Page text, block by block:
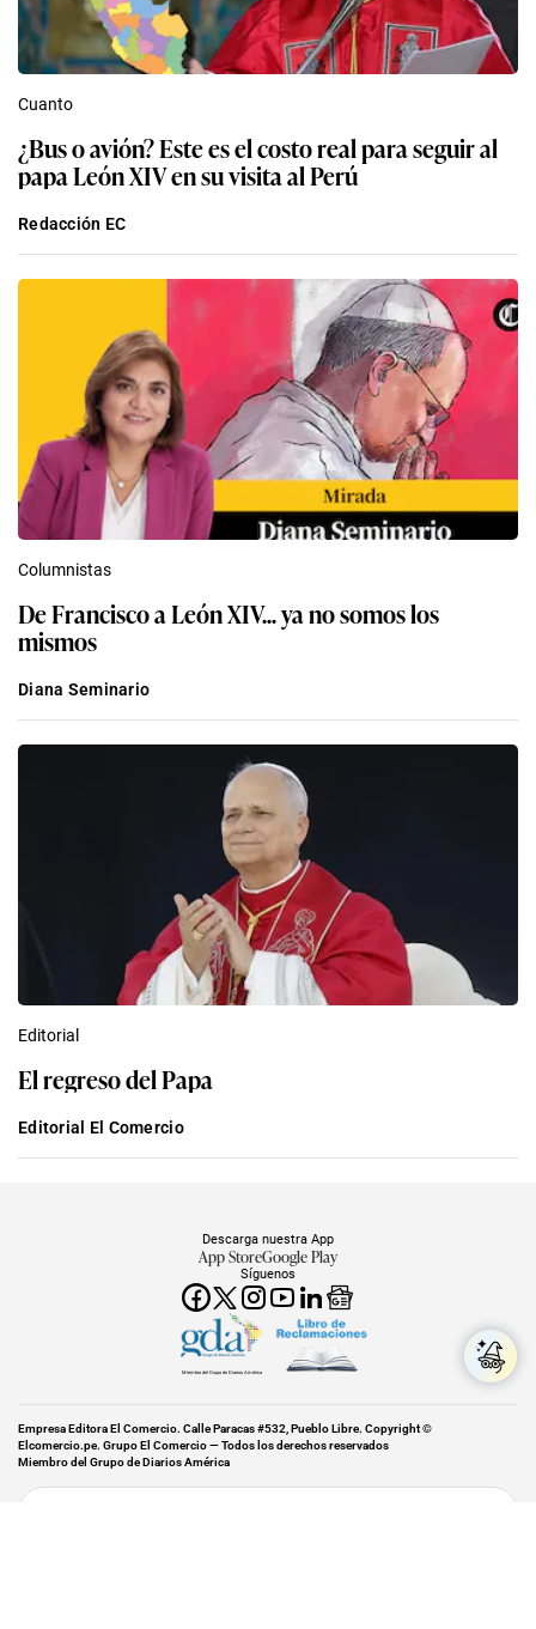
Cuanto
¿Bus o avión? Este es el costo real para seguir al
papa León XIV en su visita al Perú
Redacción EC
Columnistas
De Francisco a León XIV... ya no somos los
mismos
Diana Seminario
Editorial
El regreso del Papa
Editorial El Comercio
Síguenos
Descarga nuestra App
App StoreGoogle Play
Miembro del Grupo de Diarios América
Empresa Editora El Comercio. Calle Paracas #532, Pueblo Libre. Copyright ©
Elcomercio.pe. Grupo El Comercio — Todos los derechos reservados
Miembro del Grupo de Diarios América